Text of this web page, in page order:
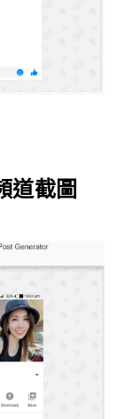
道截圖